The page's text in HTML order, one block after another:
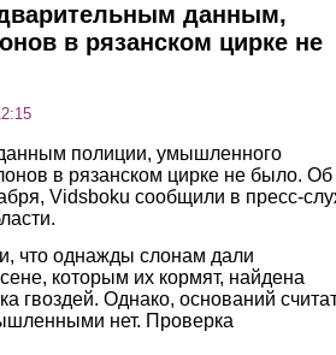
данным,
в рязанском цирке не
полиции, умышленного
в рязанском цирке не было. Об
Vidsboku сообщили в пресс-
что однажды слонам дали
которым их кормят, найдена
гвоздей. Однако, оснований
нет. Проверка